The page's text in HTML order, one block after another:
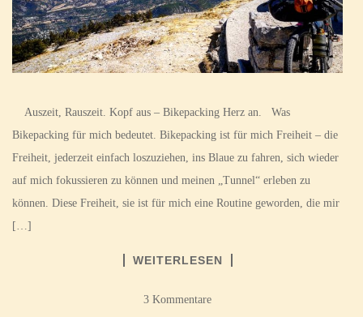
Auszeit, Rauszeit. Kopf aus – Bikepacking Herz an. Was
Bikepacking für mich bedeutet. Bikepacking ist für mich Freiheit – die
Freiheit, jederzeit einfach loszuziehen, ins Blaue zu fahren, sich wieder
auf mich fokussieren zu können und meinen „Tunnel“ erleben zu
können. Diese Freiheit, sie ist für mich eine Routine geworden, die mir
[…]
WEITERLESEN
3 Kommentare